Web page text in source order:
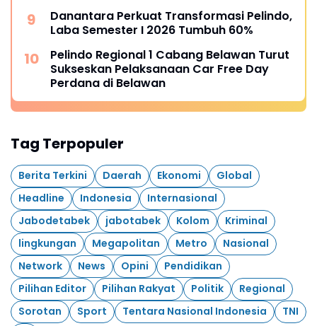
Danantara Perkuat Transformasi Pelindo,
Laba Semester I 2026 Tumbuh 60%
Pelindo Regional 1 Cabang Belawan Turut
Sukseskan Pelaksanaan Car Free Day
Perdana di Belawan
Tag Terpopuler
Berita Terkini Daerah Ekonomi
Global
Headline
Indonesia
Internasional
Jabodetabek
jabotabek Kolom
Kriminal
lingkungan
Megapolitan Metro
Nasional
Network
News Opini
Pendidikan
Pilihan Editor
Pilihan Rakyat Politik
Regional
Sorotan
Sport Tentara Nasional Indonesia
TNI